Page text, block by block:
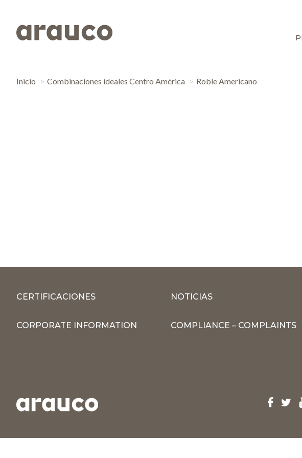
Inicio Combinaciones ideales Centro América Roble Americano
CERTIFICACIONES NOTICIAS
CORPORATE INFORMATION
COMPLIANCE – COMPLAINTS